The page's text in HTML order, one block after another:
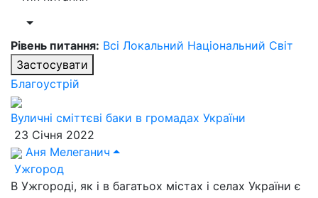
Рівень питання: Всі Локальний Національний Світ
Застосувати
Благоустрій
Вуличні сміттєві баки в громадах України
23 Січня 2022
Аня Мелеганич
Ужгород
В Ужгороді, як і в багатьох містах і селах України є